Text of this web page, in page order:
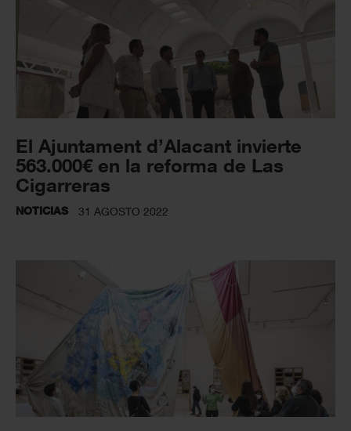
El Ajuntament d’Alacant invierte
563.000€ en la reforma de Las
Cigarreras
NOTICIAS 31 AGOSTO 2022